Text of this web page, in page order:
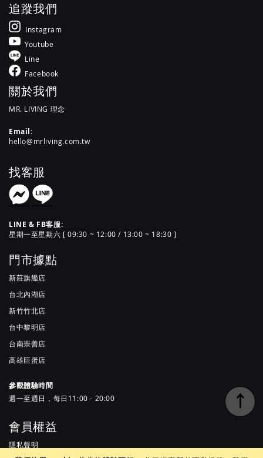
追蹤我們
Instagram
Youtube
Line
Facebook
關於我們
MR. LIVING 理念
Email:
hello@mrliving.com.tw
找客服
LINE & FB客服:
星期一至星期六 [ 09:30 ~ 12:00 / 13:00 ~ 18:30 ]
門市據點
新莊旗艦店
台北內湖店
新竹竹北店
台中黎明店
台南崇善店
高雄巨蛋店
參觀體驗時間
週一至週日，每日11:00 - 20:00
會員權益
隱私聲明
↑